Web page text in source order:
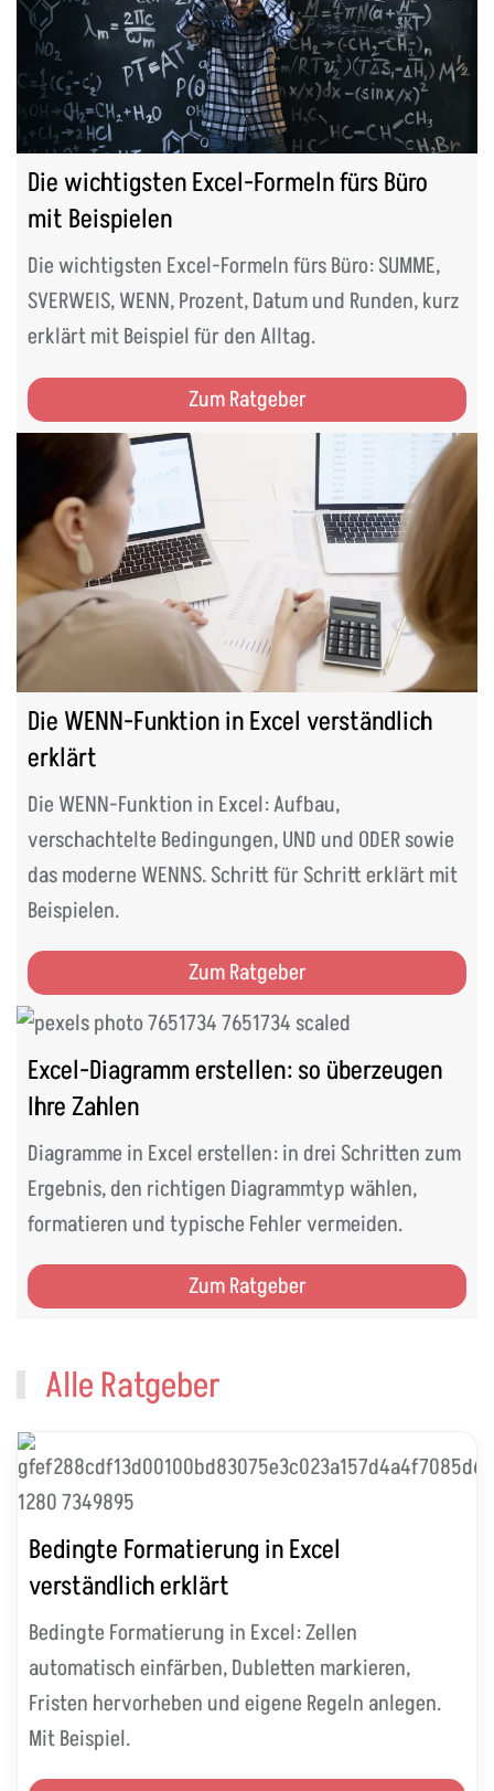
Die wichtigsten Excel-Formeln fürs Büro
mit Beispielen
Die wichtigsten Excel-Formeln fürs Büro: SUMME,
SVERWEIS, WENN, Prozent, Datum und Runden, kurz
erklärt mit Beispiel für den Alltag.
Zum Ratgeber
Die WENN-Funktion in Excel verständlich
erklärt
Die WENN-Funktion in Excel: Aufbau,
verschachtelte Bedingungen, UND und ODER sowie
das moderne WENNS. Schritt für Schritt erklärt mit
Beispielen.
Zum Ratgeber
Excel-Diagramm erstellen: so überzeugen
Ihre Zahlen
Diagramme in Excel erstellen: in drei Schritten zum
Ergebnis, den richtigen Diagrammtyp wählen,
formatieren und typische Fehler vermeiden.
Zum Ratgeber
Alle Ratgeber
Bedingte Formatierung in Excel
verständlich erklärt
Bedingte Formatierung in Excel: Zellen
automatisch einfärben, Dubletten markieren,
Fristen hervorheben und eigene Regeln anlegen.
Mit Beispiel.